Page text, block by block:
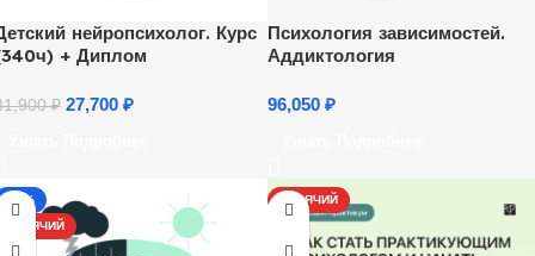
нейропсихолог. Курс
+ Диплом
₽ 27,700 ₽
Психология зависимостей.
Аддиктология
96,050 ₽
-17%
ГОРЯЧИЙ
ГОРЯЧИЙ